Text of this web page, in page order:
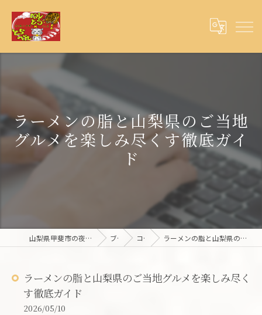
ラーメンの脂と山梨県のご当地
グルメを楽しみ尽くす徹底ガイ
ド
山梨県甲斐市の夜ご飯ならとらベル×ベルとら ブログ コラム ラーメンの脂と山梨県のご当地グルメを楽しみ尽くす徹底ガイド
ラーメンの脂と山梨県のご当地グルメを楽しみ尽く
す徹底ガイド
2026/05/10